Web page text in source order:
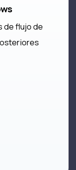
de flujo de